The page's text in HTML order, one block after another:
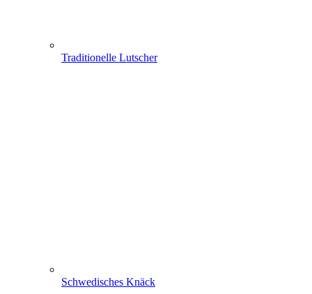
Traditionelle Lutscher
Schwedisches Knäck